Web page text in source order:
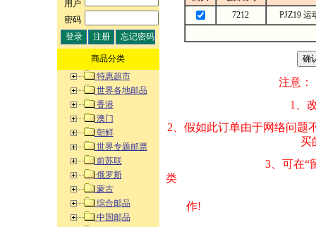
用户:
密码:
商品分类
特惠超市
世界各地邮品
香港
澳门
朝鲜
世界专题邮票
前苏联
俄罗斯
蒙古
综合邮品
中国邮品
7212
PJZ19 运
注意：
1、改变商品数量
2、假如此订单由
买的邮品的“
3、可在“
类 方式告之
作!